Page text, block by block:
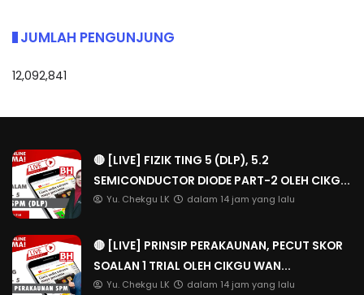
JUMLAH PENGUNJUNG
12,092,841
🔴 [LIVE] FIZIK TING 5 (DLP), 5.2
SEMICONDUCTOR DIODE PART-2 OLEH CIKG...
Yu. Chekgu LK dalam 14 jam yang lalu
🔴 [LIVE] PRINSIP PERAKAUNAN, PECUT SKOR
SOALAN 1 TRIAL OLEH CIKGU WAN...
Yu. Chekgu LK dalam 14 jam yang lalu